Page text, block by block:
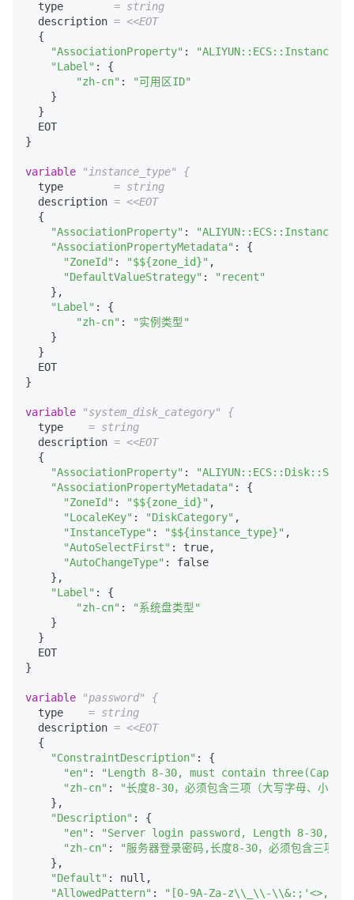
  type
= string
  description
= <<EOT
  {
"AssociationProperty" :
"Label" : {
"zh-cn" :
"可用区ID"
    }
  }
  EOT
}
variable "instance_type"
{
  type
= string
  description
= <<EOT
  {
"AssociationProperty" :
"AssociationPropertyMetadata" : {
"ZoneId" : "$${zone_id}" ,
"DefaultValueStrategy" :
"recent"
    },
"Label" : {
"zh-cn" :
"实例类型"
    }
  }
  EOT
}
variable "system_disk_category"
{
  type
= string
  description
= <<EOT
  {
"AssociationProperty" :
"AssociationPropertyMetadata" : {
"ZoneId" : "$${zone_id}" ,
"LocaleKey" : "DiskCategory" ,
"InstanceType" : "$${instance_type}" ,
"AutoSelectFirst" : true,
"AutoChangeType" : false
    },
"Label" : {
"zh-cn" :
"系统盘类型"
    }
  }
  EOT
}
variable "password"
{
  type
= string
  description
= <<EOT
  {
"ConstraintDescription" : {
"en" :
"Length 8-30, must contain
"zh-cn" :
"长度8-30，必须包含三项（大写字母、小
    },
"Description" : {
"en" :
"Server login password, Length 8-30,
"zh-cn" :
"服务器登录密码,长度8-30，必须包含三
    },
"Default" : null,
"AllowedPattern" :
"[0-9A-Za-z\\_\\-